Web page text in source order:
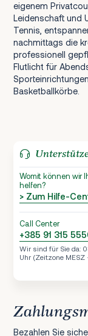
eigenem
Leidenschaft und
Tennis,
nachmittags die
professionell
Flutlicht für
Basketballkörbe.
Womit können wir
helfen?
> Zum Hilfe-
Call Center
+385 91 315
Wir sind für Sie da:
Uhr (Zeitzone MESZ
Bezahlen Sie